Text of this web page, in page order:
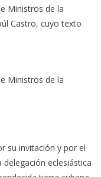
Ministros de la
Castro, cuyo texto
Ministros de la
su invitación y por el
eclesiástica